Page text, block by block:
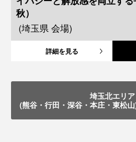
秋）
(埼玉県 会場)
詳細を見る
埼玉北エリア
(熊谷・行田・深谷・本庄・東松